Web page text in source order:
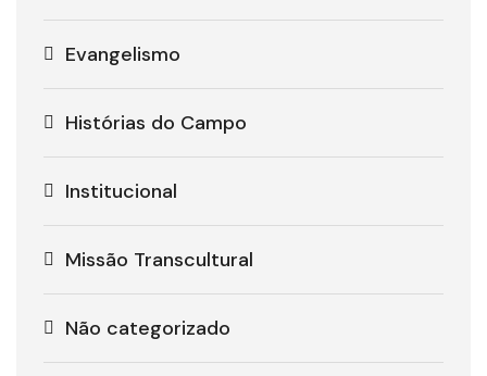
Evangelismo
Histórias do Campo
Institucional
Missão Transcultural
Não categorizado